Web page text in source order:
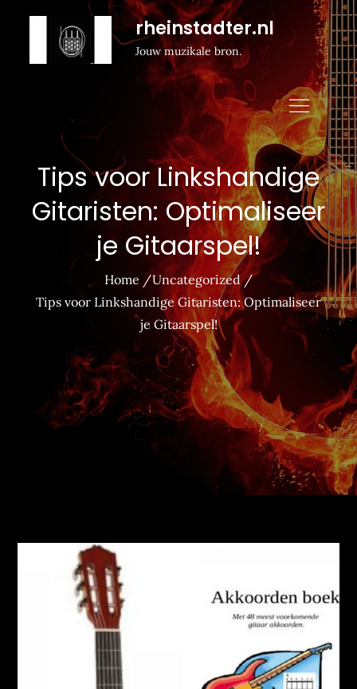
rheinstadter.nl
Jouw muzikale bron.
Tips voor Linkshandige
Gitaristen: Optimaliseer
je Gitaarspel!
Home
Uncategorized
Tips voor Linkshandige Gitaristen: Optimaliseer
je Gitaarspel!